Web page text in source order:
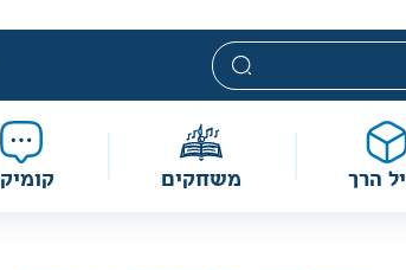
אלה ניתנים במסגרת מדיניות תמחור מוזלת,
מוגבלת וע״פ התקנות.
הרך משחקים